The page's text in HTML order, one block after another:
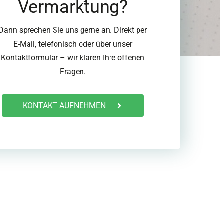
Vermarktung?
sprechen Sie uns gerne an. Direkt per
E-Mail, telefonisch oder über unser
Kontaktformular – wir klären Ihre offenen
Fragen.
KONTAKT AUFNEHMEN